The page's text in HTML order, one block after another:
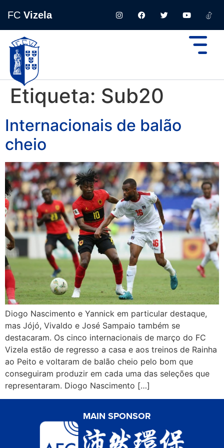
FC Vizela
Etiqueta: Sub20
Internacionais de balão
cheio
Diogo Nascimento e Yannick em particular destaque,
mas Jójó, Vivaldo e José Sampaio também se
destacaram. Os cinco internacionais de março do FC
Vizela estão de regresso a casa e aos treinos de Rainha
ao Peito e voltaram de balão cheio pelo bom que
conseguiram produzir em cada uma das seleções que
representaram. Diogo Nascimento […]
MAIN SPONSOR